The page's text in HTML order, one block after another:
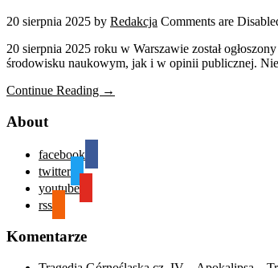
20 sierpnia 2025 by Redakcja Comments are
20 sierpnia 2025 roku w Warszawie został
środowisku naukowym, jak i w opinii publicznej.
Continue Reading →
About
facebook
twitter
youtube
rss
Komentarze